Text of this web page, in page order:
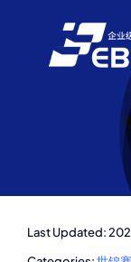
Last Updated: